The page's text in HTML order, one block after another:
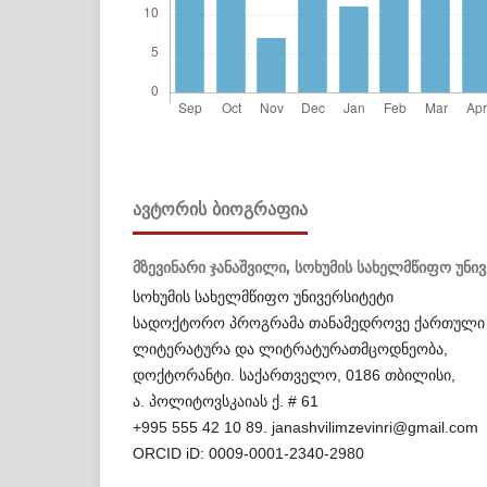
ᲐᲕᲢᲝᲠᲘᲡ ᲑᲘᲝᲒᲠᲐᲤᲘᲐ
მზევინარი ჯანაშვილი, სოხუმის სახელმწიფო
სოხუმის სახელმწიფო უნივერსიტეტი
სადოქტორო პროგრამა თანამედროვე ქართული
ლიტერატურა და ლიტრატურათმცოდნეობა,
დოქტორანტი. საქართველო, 0186 თბილისი,
ა. პოლიტოვსკაიას ქ. # 61
+995 555 42 10 89. janashvilimzevinri@gmail.com
ORCID iD: 0009-0001-2340-2980